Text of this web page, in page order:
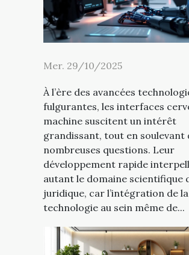
Mer. 29/10/2025
À l’ère des avancées
fulgurantes, les interfaces
machine suscitent un intérêt
grandissant, tout en soulevant
nombreuses questions. Leur
développement rapide
autant le domaine scientifique
juridique, car l’intégration de la
technologie au sein même de...